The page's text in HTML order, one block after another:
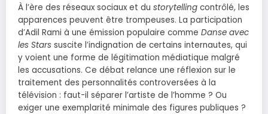
À l’ère des réseaux sociaux et du storytelling contrôlé, les
apparences peuvent être trompeuses. La participation
d’Adil Rami à une émission populaire comme Danse avec
les Stars suscite l’indignation de certains internautes, qui
y voient une forme de légitimation médiatique malgré
les accusations. Ce débat relance une réflexion sur le
traitement des personnalités controversées à la
télévision : faut-il séparer l’artiste de l’homme ? Ou
exiger une exemplarité minimale des figures publiques ?